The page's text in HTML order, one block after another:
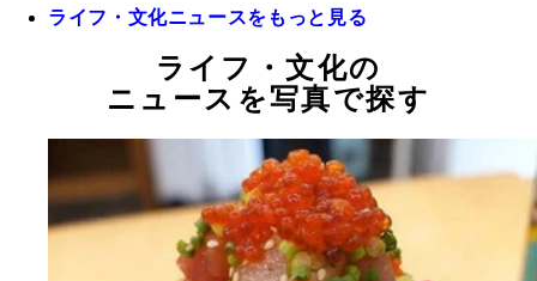
ライフ・文化ニュースをもっと見る
ライフ・文化の
ニュースを写真で探す